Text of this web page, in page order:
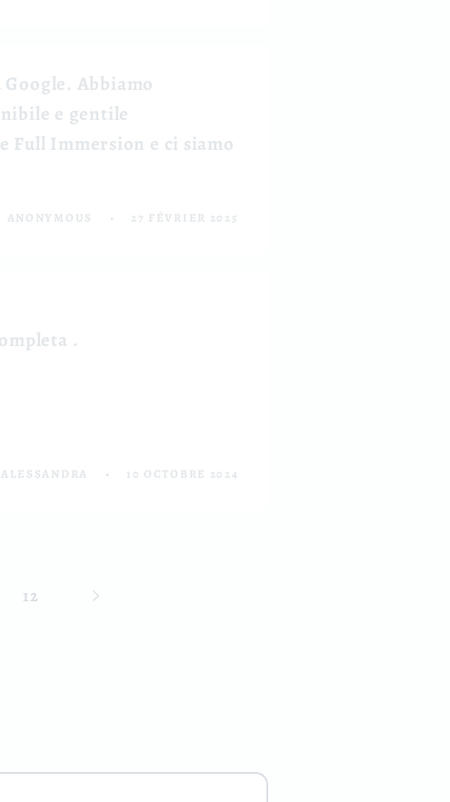
Abbiamo
e gentile
Full Immersion e ci siamo
ANONYMOUS 27 FÉVRIER 2025
.
ALESSANDRA 10 OCTOBRE 2024
12